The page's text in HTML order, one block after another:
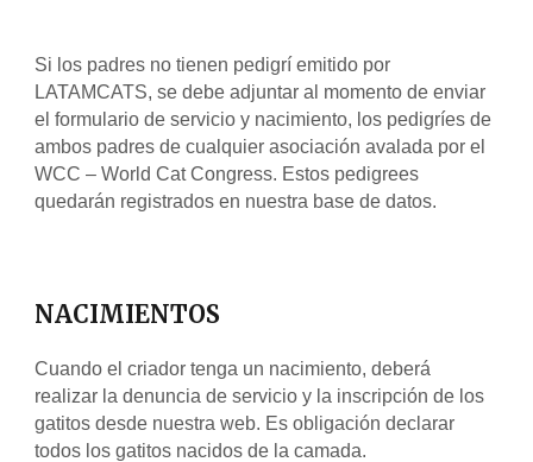
Si los padres no tienen pedigrí emitido por
LATAMCATS, se debe adjuntar al momento de enviar
el formulario de servicio y nacimiento, los pedigríes de
ambos padres de cualquier asociación avalada por el
WCC – World Cat Congress. Estos pedigrees
quedarán registrados en nuestra base de datos.
NACIMIENTOS
Cuando el criador tenga un nacimiento, deberá
realizar la denuncia de servicio y la inscripción de los
gatitos desde nuestra web. Es obligación declarar
todos los gatitos nacidos de la camada.